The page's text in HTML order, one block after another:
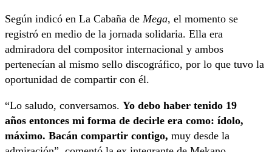
Según indicó en La Cabaña de Mega, el momento se
registró en medio de la jornada solidaria. Ella era
admiradora del compositor internacional y ambos
pertenecían al mismo sello discográfico, por lo que tuvo la
oportunidad de compartir con él.
“Lo saludo, conversamos. Yo debo haber tenido 19
años entonces mi forma de decirle era como: ídolo,
máximo. Bacán compartir contigo, muy desde la